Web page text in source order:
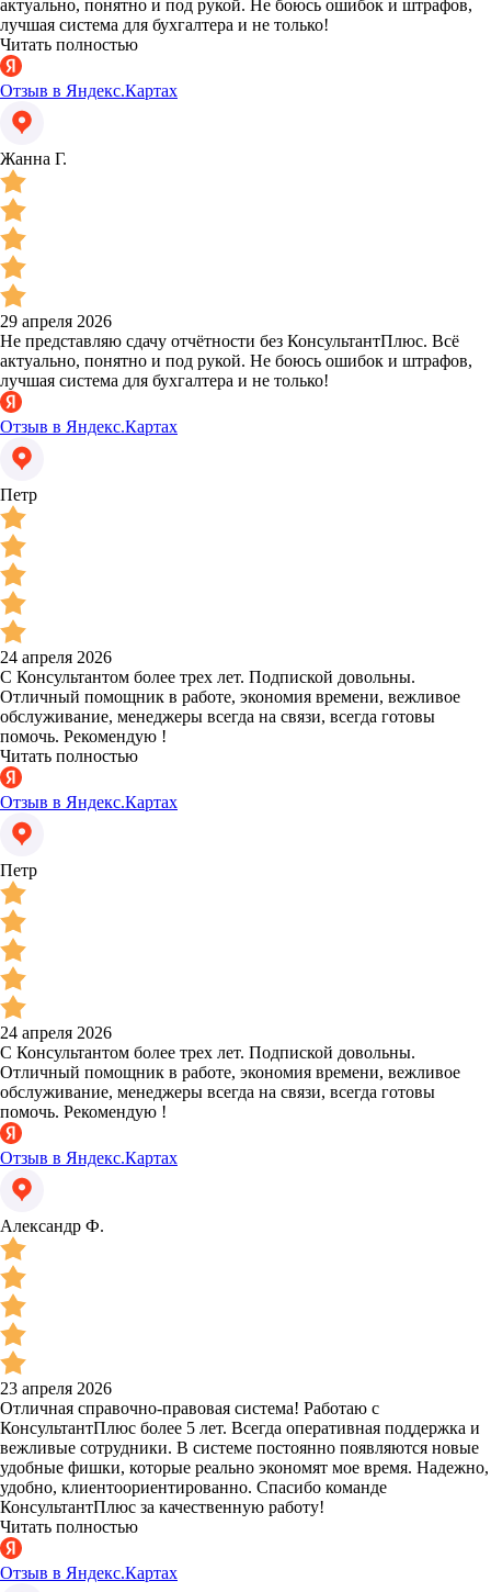
актуально, понятно и под рукой. Не боюсь ошибок и штрафов,
лучшая система для бухгалтера и не только!
Читать полностью
Отзыв в Яндекс.Картах
Жанна Г.
29 апреля 2026
Не представляю сдачу отчётности без КонсультантПлюс. Всё
актуально, понятно и под рукой. Не боюсь ошибок и штрафов,
лучшая система для бухгалтера и не только!
Отзыв в Яндекс.Картах
Петр
24 апреля 2026
С Консультантом более трех лет. Подпиской довольны.
Отличный помощник в работе, экономия времени, вежливое
обслуживание, менеджеры всегда на связи, всегда готовы
помочь. Рекомендую !
Читать полностью
Отзыв в Яндекс.Картах
Петр
24 апреля 2026
С Консультантом более трех лет. Подпиской довольны.
Отличный помощник в работе, экономия времени, вежливое
обслуживание, менеджеры всегда на связи, всегда готовы
помочь. Рекомендую !
Отзыв в Яндекс.Картах
Александр Ф.
23 апреля 2026
Отличная справочно-правовая система! Работаю с
КонсультантПлюс более 5 лет. Всегда оперативная поддержка и
вежливые сотрудники. В системе постоянно появляются новые
удобные фишки, которые реально экономят мое время. Надежно,
удобно, клиентоориентированно. Спасибо команде
КонсультантПлюс за качественную работу!
Читать полностью
Отзыв в Яндекс.Картах